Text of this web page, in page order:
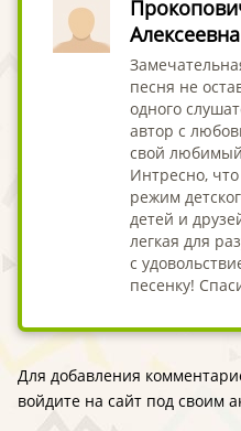
Алексеевна
песня не
одного
автор с
свой
Интресно,
режим
детей и
легкая для
с
песенку!
Для добавления
войдите на сайт под своим